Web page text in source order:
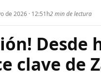
de 2026 · 12:51h2 min de lectura
Desde
clave de